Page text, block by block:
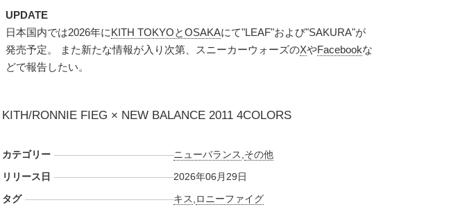
UPDATE
日本国内では2026年にKITH TOKYOとOSAKAにて"LEAF"および"SAKURA"が
発売予定。 また新たな情報が入り次第、スニーカーウォーズのXやFacebookな
どで報告したい。
KITH/RONNIE FIEG × NEW BALANCE 2011 4COLORS
カテゴリー ニューバランス その他
リリース日
2026年06月29日
タグ
キス ロニーファイグ